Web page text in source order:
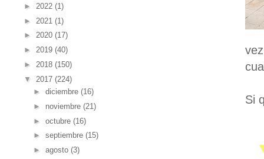
Si
► 2022 (1)
► 2021 (1)
► 2020 (17)
► 2019 (40)
► 2018 (150)
▼ 2017 (224)
► diciembre (16)
► noviembre (21)
► octubre (16)
► septiembre (15)
► agosto (3)